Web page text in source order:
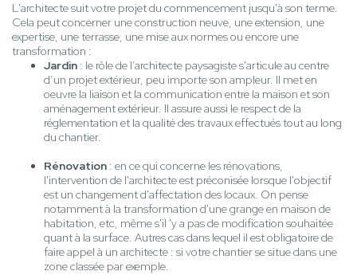
L'architecte suit votre projet du commencement jusqu'à son terme.
Cela peut concerner une construction neuve, une extension, une
expertise, une terrasse, une mise aux normes ou encore une
transformation :
Jardin : le rôle de l’architecte paysagiste s'articule au centre
d’un projet extérieur, peu importe son ampleur. Il met en
oeuvre la liaison et la communication entre la maison et son
aménagement extérieur. Il assure aussi le respect de la
réglementation et la qualité des travaux effectués tout au long
du chantier.
Rénovation : en ce qui concerne les rénovations,
l'intervention de l'architecte est préconisée lorsque l'objectif
est un changement d'affectation des locaux. On pense
notamment à la transformation d'une grange en maison de
habitation, etc, même s'il 'y a pas de modification souhaitée
quant à la surface. Autres cas dans lequel il est obligatoire de
faire appel à un architecte : si votre chantier se situe dans une
zone classée par exemple.